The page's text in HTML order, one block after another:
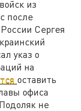
из
после
Сергея
указ о
на
оставить
офиса
не